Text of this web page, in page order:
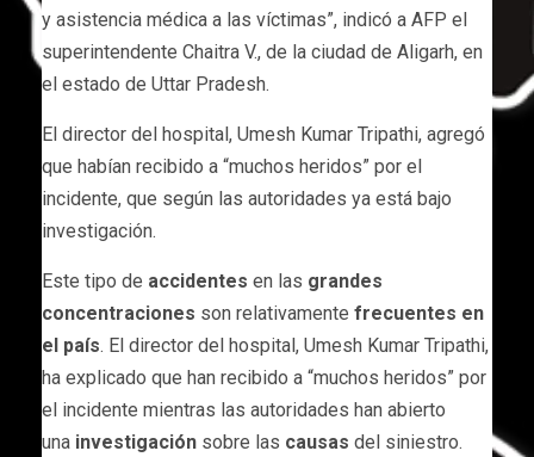
y asistencia médica a las víctimas”, indicó a AFP el
superintendente Chaitra V., de la ciudad de Aligarh, en
el estado de Uttar Pradesh.
El director del hospital, Umesh Kumar Tripathi, agregó
que habían recibido a “muchos heridos” por el
incidente, que según las autoridades ya está bajo
investigación.
Este tipo de accidentes en las grandes
concentraciones son relativamente frecuentes en
el país. El director del hospital, Umesh Kumar Tripathi,
ha explicado que han recibido a “muchos heridos” por
el incidente mientras las autoridades han abierto
una investigación sobre las causas del siniestro.